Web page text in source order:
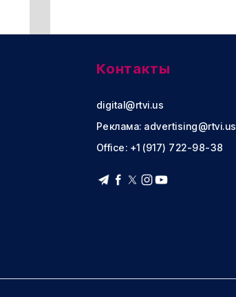
Контакты
digital@rtvi.us
Реклама: advertising@rtvi.us
Office: +1 (917) 722-98-38